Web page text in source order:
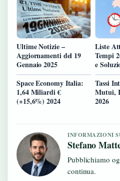
Ultime Notizie –
Aggiornamenti del 19
Gennaio 2025
Liste
Tempi
e
Space Economy Italia:
1,64 Miliardi €
(+15,6%) 2024
Tassi
Mutui,
2026
INFORMAZIONI
Stefano
Pubblichiamo
continua.